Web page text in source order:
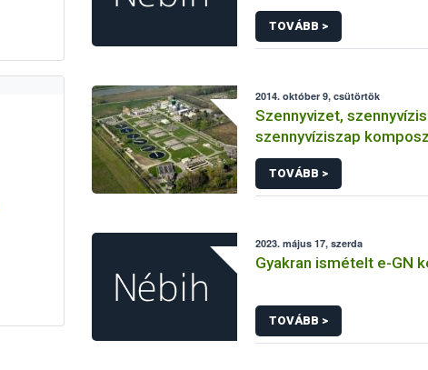
TOVÁBB >
2014. október 9, csütörtök
Szennyvizet,
szennyvíziszap
termőföldre
TOVÁBB >
2023. május 17, szerda
Gyakran ismételt e-GN
TOVÁBB >